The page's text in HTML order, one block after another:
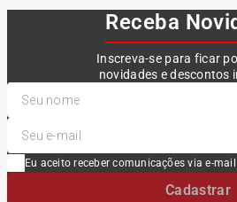
Receba
Inscreva-se para ficar
novidades e descontos
Eu aceito receber comunicações via e-mail
Cadastrar